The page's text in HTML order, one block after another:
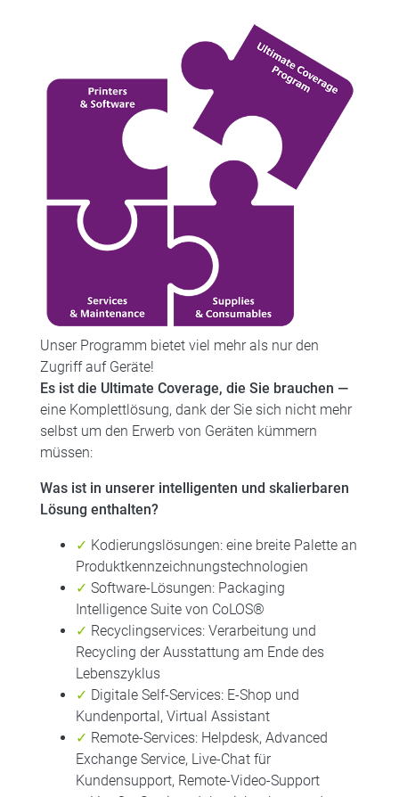
Unser Programm bietet viel mehr als nur den
Zugriff auf Geräte!
Es ist die Ultimate Coverage, die Sie brauchen —
eine Komplettlösung, dank der Sie sich nicht mehr
selbst um den Erwerb von Geräten kümmern
müssen:
Was ist in unserer intelligenten und skalierbaren
Lösung enthalten?
✓ Kodierungslösungen: eine breite Palette an
Produktkennzeichnungstechnologien
✓ Software-Lösungen: Packaging
Intelligence Suite von CoLOS®
✓ Recyclingservices: Verarbeitung und
Recycling der Ausstattung am Ende des
Lebenszyklus
✓ Digitale Self-Services: E-Shop und
Kundenportal, Virtual Assistant
✓ Remote-Services: Helpdesk, Advanced
Exchange Service, Live-Chat für
Kundensupport, Remote-Video-Support